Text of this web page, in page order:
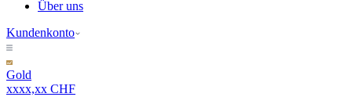
Über uns
Kundenkonto
Gold
xxxx,xx CHF